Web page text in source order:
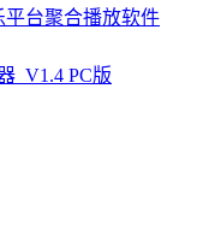
平台聚合播放软件
_V1.4 PC版